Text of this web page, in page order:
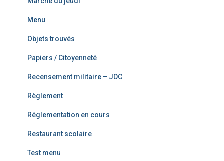
Menu
Objets trouvés
Papiers / Citoyenneté
Recensement militaire – JDC
Règlement
Réglementation en cours
Restaurant scolaire
Test menu